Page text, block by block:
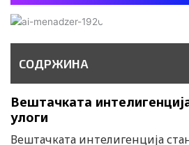
СОДРЖИНА
Вештачката
улоги
Вештачката интелигенција